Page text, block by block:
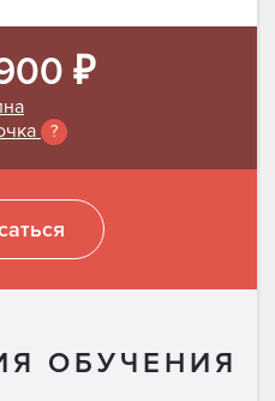
₽
?
ОБУЧЕНИЯ